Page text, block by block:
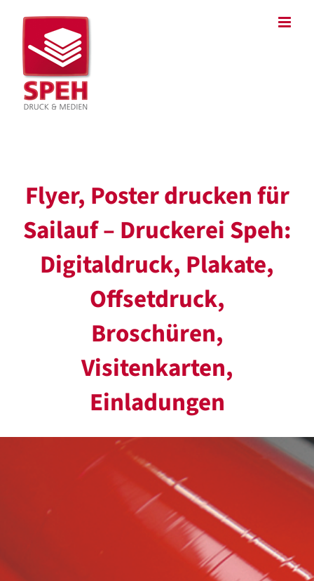
Inhalt
springen
Flyer, Poster drucken für
Sailauf – Druckerei Speh:
Digitaldruck, Plakate,
Offsetdruck,
Broschüren,
Visitenkarten,
Einladungen